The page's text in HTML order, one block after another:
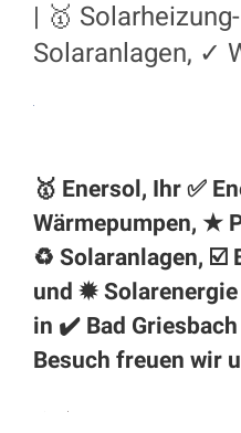
| 🥇
Solaranlagen, ✓
🥇 Enersol, Ihr ✅
Wärmepumpen, ★
♻ Solaranlagen, ☑️
und ✹
in ✔️ Bad
Besuch freuen wir